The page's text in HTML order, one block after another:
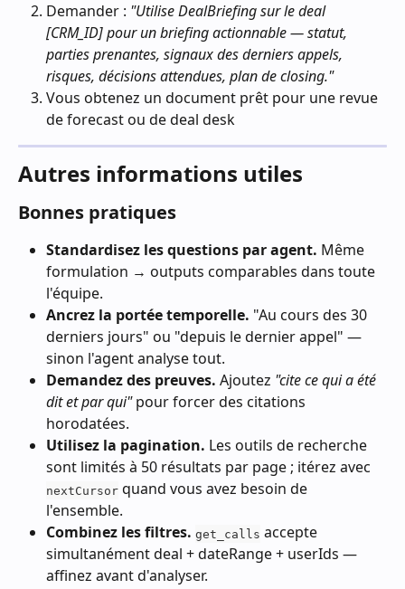
Demander : "Utilise DealBriefing sur le deal
[CRM_ID] pour un briefing actionnable — statut,
parties prenantes, signaux des derniers appels,
risques, décisions attendues, plan de closing."
Vous obtenez un document prêt pour une revue
de forecast ou de deal desk
Autres informations utiles
Bonnes pratiques
Standardisez les questions par agent. Même
formulation → outputs comparables dans toute
l'équipe.
Ancrez la portée temporelle. "Au cours des 30
derniers jours" ou "depuis le dernier appel" —
sinon l'agent analyse tout.
Demandez des preuves. Ajoutez "cite ce qui a été
dit et par qui" pour forcer des citations
horodatées.
Utilisez la pagination. Les outils de recherche
sont limités à 50 résultats par page ; itérez avec
nextCursor quand vous avez besoin de
l'ensemble.
Combinez les filtres. get_calls accepte
simultanément deal + dateRange + userIds —
affinez avant d'analyser.